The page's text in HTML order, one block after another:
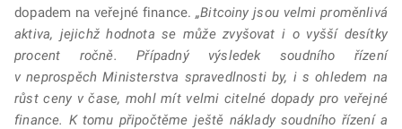
dopadem na veřejné finance. „Bitcoiny jsou velmi proměnlivá
aktiva, jejichž hodnota se může zvyšovat i o vyšší desítky
procent ročně. Případný výsledek soudního řízení
v neprospěch Ministerstva spravedlnosti by, i s ohledem na
růst ceny v čase, mohl mít velmi citelné dopady pro veřejné
finance. K tomu připočtěme ještě náklady soudního řízení a